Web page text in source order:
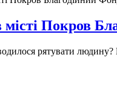
місті Покров
рятувати людину?